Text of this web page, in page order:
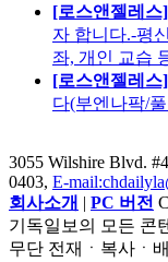
[로스앤젤레스]
자 합니다.-평
좌, 개인 교습
[로스앤젤레스]
다(부엔나팍/
3055 Wilshire Blvd.
0403, E-
회사소개 | PC 버전
기독일보의 모든 콘
무단 전재ㆍ복사ㆍ